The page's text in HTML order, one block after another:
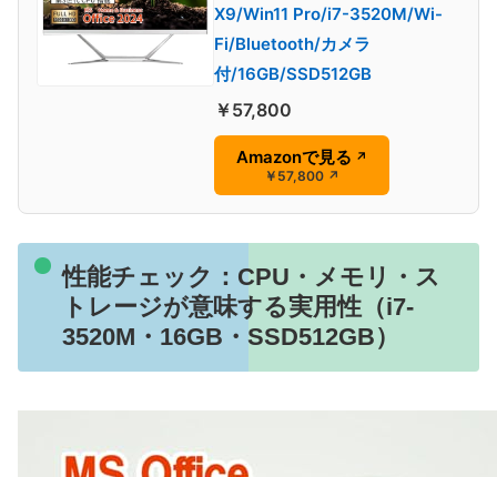
X9/Win11 Pro/i7-3520M/Wi-
Fi/Bluetooth/カメラ
付/16GB/SSD512GB
￥57,800
Amazonで見る ↗
￥57,800 ↗
性能チェック：CPU・メモリ・ス
トレージが意味する実用性（i7-
3520M・16GB・SSD512GB）